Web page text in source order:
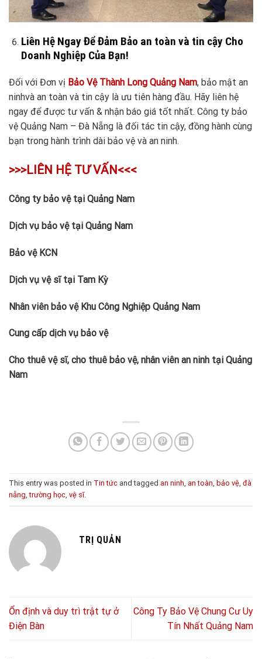
Liên Hệ Ngay Để Đảm Bảo an toàn và tin cậy Cho
Doanh Nghiệp Của Bạn!
Đối với Đơn vị Bảo Vệ Thành Long Quảng Nam, bảo mật an
ninhvà an toàn và tin cậy là ưu tiên hàng đầu. Hãy liên hệ
ngay để được tư vấn & nhận báo giá tốt nhất. Công ty bảo
vệ Quảng Nam – Đà Nẵng là đối tác tin cậy, đồng hành cùng
bạn trong hành trình dài bảo vệ và an ninh.
>>>LIÊN HỆ TƯ VẤN<<<
Công ty bảo vệ tại Quảng Nam
Dịch vụ bảo vệ tại Quảng Nam
Bảo vệ KCN
Dịch vụ vệ sĩ tại Tam Kỳ
Nhân viên bảo vệ Khu Công Nghiệp Quảng Nam
Cung cấp dịch vụ bảo vệ
Cho thuê vệ sĩ, cho thuê bảo vệ, nhân viên an ninh tại Quảng
Nam
This entry was posted in Tin tức and tagged an ninh, an toàn, bảo vệ, đà
nẵng,trường học, vệ sĩ.
TRỊ QUẢN
Ổn định và duy trì trật tự ở
Điện Bàn
Công Ty Bảo Vệ Chung Cư Uy
Tín Nhất Quảng Nam